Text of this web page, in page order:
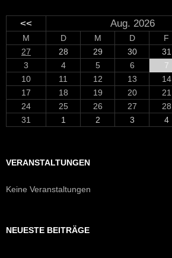
<< Aug. 2026
M D M D F
27
28 29 30 31
3
4 5 6 7
10
11 12 13 14
17
18 19 20 21
24
25 26 27 28
31
1 2 3 4
VERANSTALTUNGEN
Keine Veranstaltungen
NEUESTE BEITRÄGE